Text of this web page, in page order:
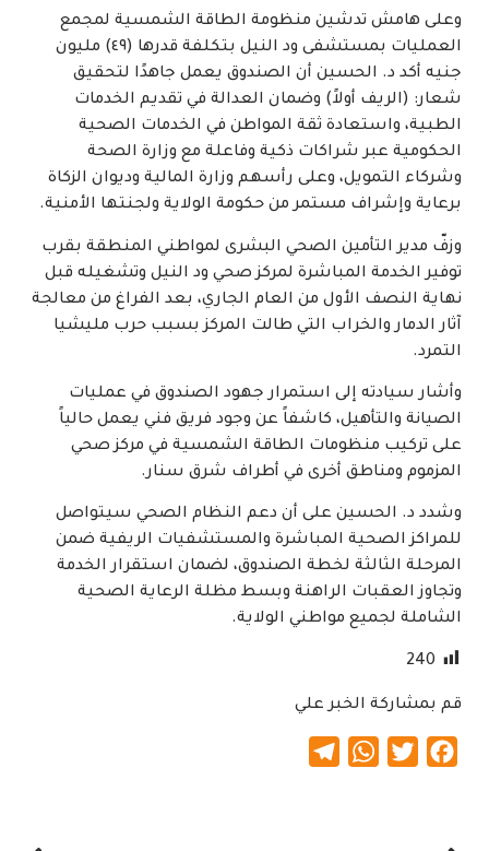
وعلى هامش تدشين منظومة الطاقة الشمسية لمجمع
العمليات بمستشفى ود النيل بتكلفة قدرها (٤٩) مليون
جنيه ​أكد د. الحسين أن الصندوق يعمل جاهدًا لتحقيق
شعار: (الريف أولاً) وضمان العدالة في تقديم الخدمات
الطبية، واستعادة ثقة المواطن في الخدمات الصحية
الحكومية عبر شراكات ذكية وفاعلة مع وزارة الصحة
وشركاء التمويل، وعلى رأسهم وزارة المالية وديوان الزكاة
برعاية وإشراف مستمر من حكومة الولاية ولجنتها الأمنية.
وزفّ مدير التأمين الصحي البشرى لمواطني المنطقة بقرب
توفير الخدمة المباشرة لمركز صحي ود النيل وتشغيله قبل
نهاية النصف الأول من العام الجاري، بعد الفراغ من معالجة
آثار الدمار والخراب التي طالت المركز بسبب حرب مليشيا
التمرد.
​وأشار سيادته إلى استمرار جهود الصندوق في عمليات
الصيانة والتأهيل، كاشفاً عن وجود فريق فني يعمل حالياً
على تركيب منظومات الطاقة الشمسية في مركز صحي
المزموم ومناطق أخرى في أطراف شرق سنار.
​وشدد د. الحسين على أن دعم النظام الصحي سيتواصل
للمراكز الصحية المباشرة والمستشفيات الريفية ضمن
المرحلة الثالثة لخطة الصندوق، لضمان استقرار الخدمة
وتجاوز العقبات الراهنة وبسط مظلة الرعاية الصحية
الشاملة لجميع مواطني الولاية.
240
قم بمشاركة الخبر علي
Facebook
Twitter
WhatsApp